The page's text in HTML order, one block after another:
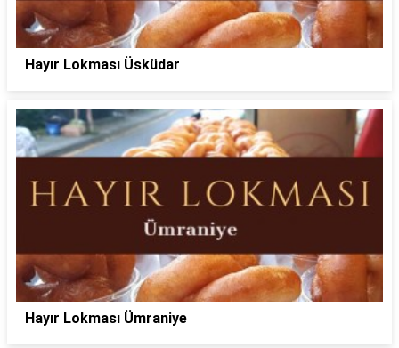
Hayır Lokması Üsküdar
Hayır Lokması Ümraniye